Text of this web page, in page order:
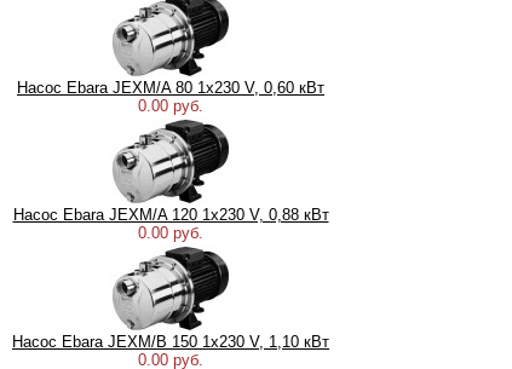
Насос Ebara JEXM/A 80 1x230 V, 0,60 кВт
0.00 руб.
Насос Ebara JEXM/A 120 1x230 V, 0,88 кВт
0.00 руб.
Насос Ebara JEXM/B 150 1x230 V, 1,10 кВт
0.00 руб.